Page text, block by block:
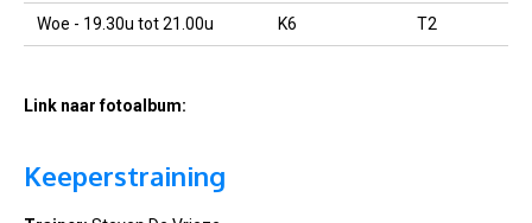
Woe - 19.30u tot 21.00u K6 T2
Link naar fotoalbum:
Keeperstraining